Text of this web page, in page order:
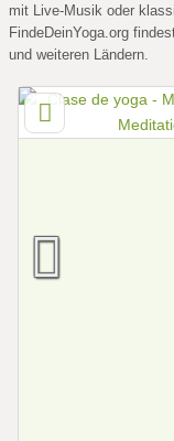
mit Live-Musik oder
FindeDeinYoga.org
und weiteren Ländern.